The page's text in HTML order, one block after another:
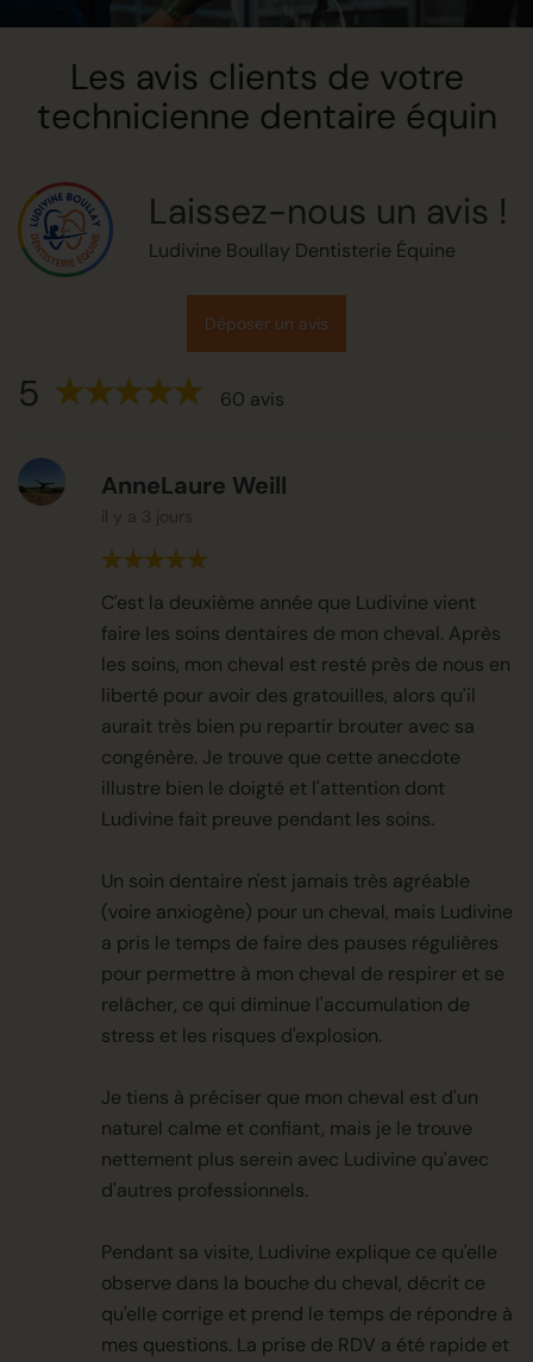
Les avis clients de votre
technicienne dentaire équin
Laissez-nous un avis !
Ludivine Boullay Dentisterie Équine
Déposer un avis
5 60 avis
AnneLaure Weill
C'est la deuxième année que Ludivine vient
faire les soins dentaires de mon cheval. Après
les soins, mon cheval est resté près de nous en
liberté pour avoir des gratouilles, alors qu'il
aurait très bien pu repartir brouter avec sa
congénère. Je trouve que cette anecdote
illustre bien le doigté et l'attention dont
Ludivine fait preuve pendant les soins.
Un soin dentaire n'est jamais très agréable
(voire anxiogène) pour un cheval, mais Ludivine
a pris le temps de faire des pauses régulières
pour permettre à mon cheval de respirer et se
relâcher, ce qui diminue l'accumulation de
stress et les risques d'explosion.
Je tiens à préciser que mon cheval est d'un
naturel calme et confiant, mais je le trouve
nettement plus serein avec Ludivine qu'avec
d'autres professionnels.
Pendant sa visite, Ludivine explique ce qu'elle
observe dans la bouche du cheval, décrit ce
qu'elle corrige et prend le temps de répondre à
mes questions. La prise de RDV a été rapide et